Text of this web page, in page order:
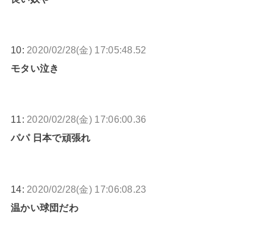
10: 2020/02/28(金) 17:05:48.52
モタい泣き
11: 2020/02/28(金) 17:06:00.36
パパ 日本で頑張れ
14: 2020/02/28(金) 17:06:08.23
温かい球団だわ